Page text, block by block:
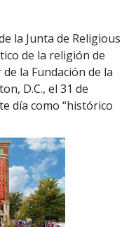
la Junta de Religious
de la religión de
la Fundación de la
D.C., el 31 de
día como “histórico